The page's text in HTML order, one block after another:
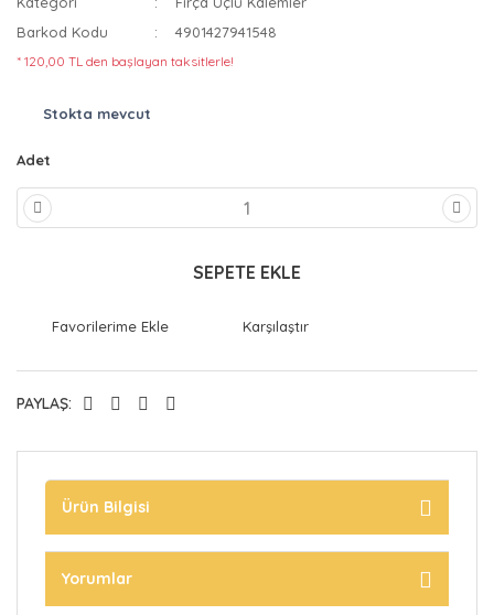
Barkod Kodu
4901427941548
* 120,00 TL den başlayan taksitlerle!
Stokta mevcut
Adet
SEPETE EKLE
Karşılaştır
PAYLAŞ:
Ürün Bilgisi
Yorumlar